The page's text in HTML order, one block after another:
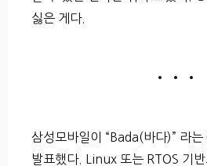
싫은 게다.
• • •
삼성모바일이 “Bada(바다)” 라
발표했다. Linux 또는 RTOS 기